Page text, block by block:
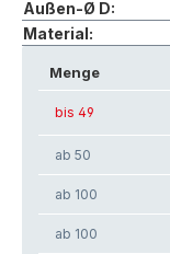
Außen-Ø D:
Material:
Menge
bis 49
ab 50
ab 100
ab 100